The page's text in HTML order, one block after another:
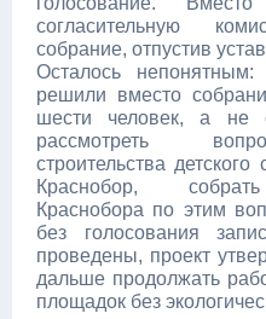
согласительную
собрание, отпустив
Осталось
решили вместо
шести человек, а не
рассмотреть
строительства
Краснобор,
Краснобора по этим
без голосования
проведены, проект
дальше продолжать
площадок без